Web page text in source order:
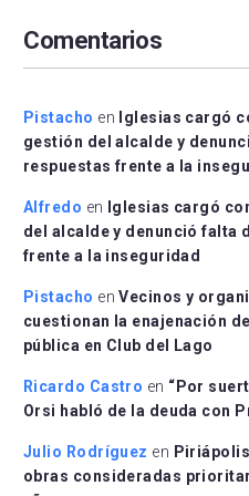
Comentarios
Pistacho en
Iglesias cargó
gestión del alcalde y
respuestas frente a la
Alfredo en
Iglesias cargó
del alcalde y denunció falta
frente a la inseguridad
Pistacho enVecinos y
cuestionan la enajenación
pública en Club del Lago
Ricardo Castro en “Por
Orsi habló de la deuda con
Julio Rodríguez en
obras consideradas